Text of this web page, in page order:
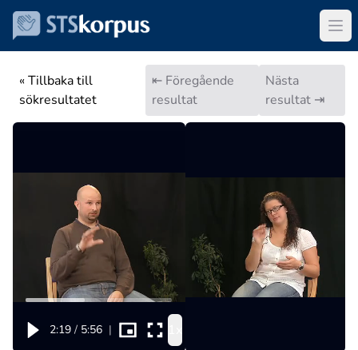
« Tillbaka till
sökresultatet
⇤ Föregående
resultat
Nästa
resultat ⇥
2:19 / 5:56 |